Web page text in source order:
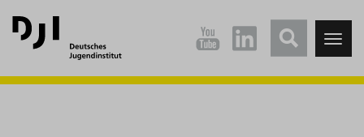
Direkt
zum
Hauptinhalt
Direkt
zum
Hauptmenü